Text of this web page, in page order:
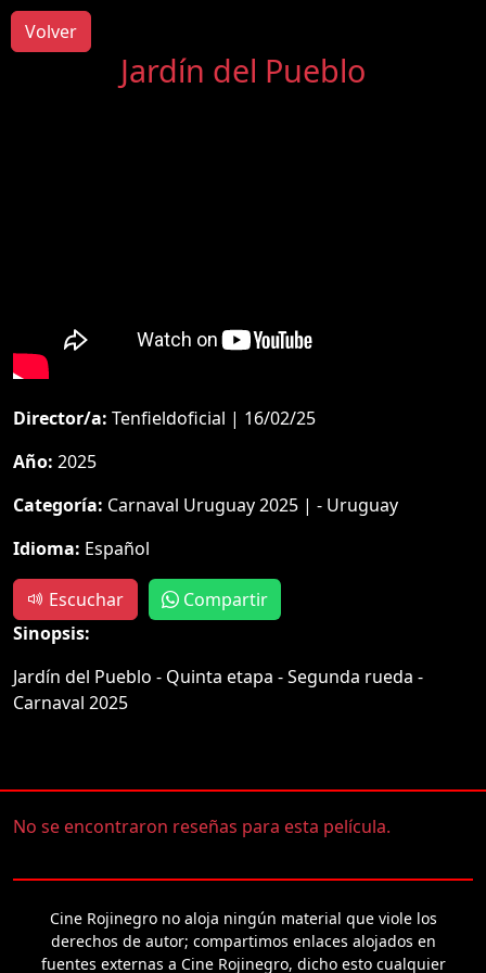
Volver
Jardín del Pueblo
Director/a: Tenfieldoficial | 16/02/25
Año: 2025
Categoría: Carnaval Uruguay 2025 | - Uruguay
Idioma: Español
Escuchar
Compartir
Sinopsis:
Jardín del Pueblo - Quinta etapa - Segunda rueda -
Carnaval 2025
No se encontraron reseñas para esta película.
Cine Rojinegro no aloja ningún material que viole los
derechos de autor; compartimos enlaces alojados en
fuentes externas a Cine Rojinegro, dicho esto cualquier